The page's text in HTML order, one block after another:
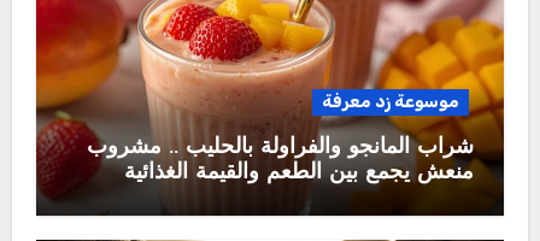
موسوعة زد معرفة
شراب المانجو والفراولة بالحليب .. مشروب
منعش يجمع بين الطعم والقيمة الغذائية